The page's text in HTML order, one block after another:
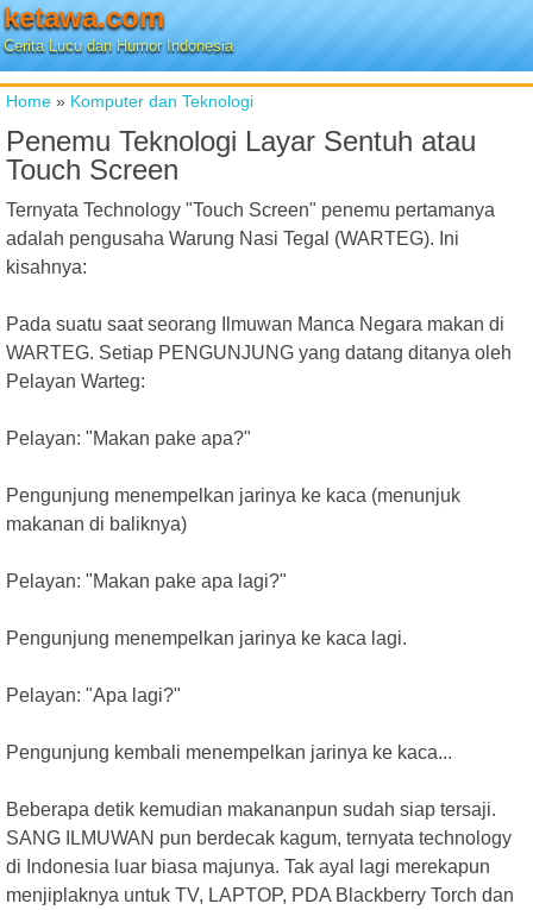
ketawa.com
Cerita Lucu dan Humor Indonesia
Home » Komputer dan Teknologi
Penemu Teknologi Layar Sentuh atau
Touch Screen
Ternyata Technology "Touch Screen" penemu pertamanya
adalah pengusaha Warung Nasi Tegal (WARTEG). Ini
kisahnya:
Pada suatu saat seorang Ilmuwan Manca Negara makan di
WARTEG. Setiap PENGUNJUNG yang datang ditanya oleh
Pelayan Warteg:
Pelayan: "Makan pake apa?"
Pengunjung menempelkan jarinya ke kaca (menunjuk
makanan di baliknya)
Pelayan: "Makan pake apa lagi?"
Pengunjung menempelkan jarinya ke kaca lagi.
Pelayan: "Apa lagi?"
Pengunjung kembali menempelkan jarinya ke kaca...
Beberapa detik kemudian makananpun sudah siap tersaji.
SANG ILMUWAN pun berdecak kagum, ternyata technology
di Indonesia luar biasa majunya. Tak ayal lagi merekapun
menjiplaknya untuk TV, LAPTOP, PDA Blackberry Torch dan